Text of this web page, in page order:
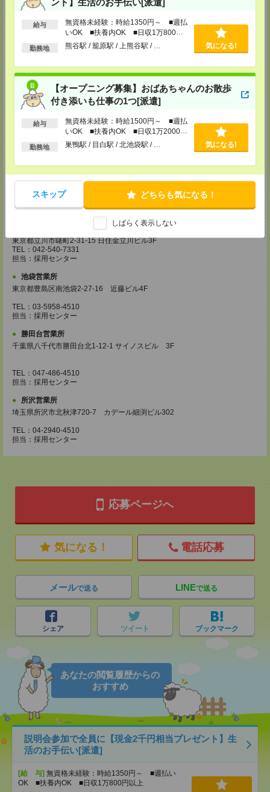
給与
無資格未経験：時給1350円～ ■週払
いOK ■扶養内OK ■日収1万800円
以上
勤務地 熊谷駅 / 籠原駅 / 上熊谷駅 / … 気になる!
【オープニング募集】おばあちゃんのお散歩
付き添いも仕事の1つ[派遣]
給与
無資格未経験：時給1500円～ ■週払
いOK ■扶養内OK ■日収1万2000円
以上
勤務地 巣鴨駅 / 目白駅 / 北池袋駅 / … 気になる!
スキップ どちらも気になる！
しばらく表示しない
埼玉県松山市箭弓町1-6-1 ZONA1 3F
※川越営業所もあり…埼玉県川越市脇田本町11-1 川越シティービル6F
担当：採用センター
越谷営業所
埼玉県越谷市南越谷1-16-8 イーストサンビル5 5F
TEL：048-990-4510
担当：採用センター
東京都墨田区江東橋４－１９－３ 錦糸町ミハマビル 3階
TEL：03-5669-4522
担当：採用センター
〒160－0023
新宿区西新宿1-8-1
新宿ビルディング5Ｆ
担当：採用センター
東京都立川市曙町2-31-15 日住金立川ビル3F
TEL：042-540-7331
担当：採用センター
池袋営業所
東京都豊島区南池袋2-27-16 近藤ビル4F
TEL：03-5958-4510
担当：採用センター
勝田台営業所
千葉県八千代市勝田台北1-12-1 サイノスビル 3F
TEL：047-486-4510
担当：採用センター
所沢営業所
埼玉県所沢市北秋津720-7 カデール細渕ビル302
TEL：04-2940-4510
担当：採用センター
応募ページへ
気になる！ 電話応募
メールで送る LINEで送る
シェア ツイート ブックマーク
あなたの閲覧履歴からの
おすすめ
説明会参加で全員に【現金2千円相当プレゼント】生
活のお手伝い[派遣]
[給 与] 無資格未経験：時給1350円～ ■週払い
OK ■扶養内OK ■日収1万800円以上